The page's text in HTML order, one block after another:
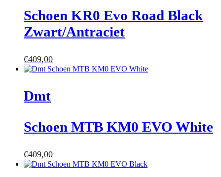
Schoen KR0 Evo Road Black
Zwart/Antraciet
€409,00
Dmt
Schoen MTB KM0 EVO White
€409,00